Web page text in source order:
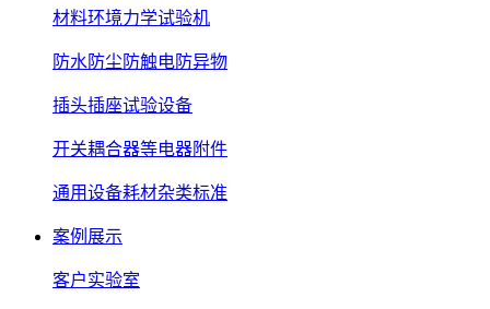
材料环境力学试验机
防水防尘防触电防异物
插头插座试验设备
开关耦合器等电器附件
通用设备耗材杂类标准
案例展示
客户实验室